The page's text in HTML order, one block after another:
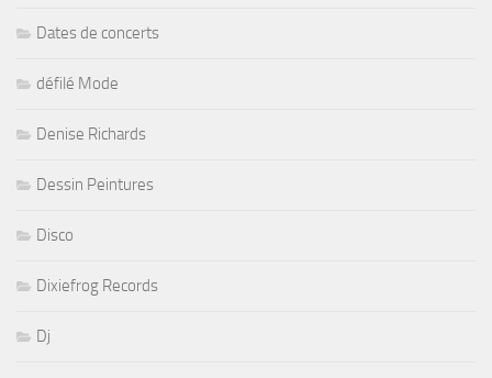
Dates de concerts
défilé Mode
Denise Richards
Dessin Peintures
Disco
Dixiefrog Records
Dj